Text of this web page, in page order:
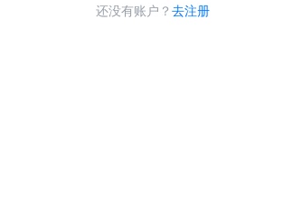
还没有账户？ 去注册